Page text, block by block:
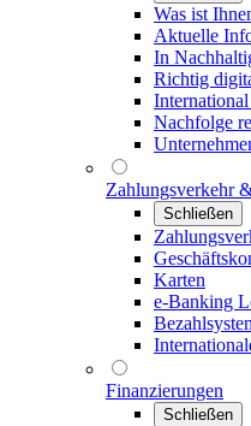
Was ist
Aktuelle
In
Richtig
Nachfolge
Zahlungsverkehr
Schließen
Karten
e-Banking
Finanzierungen
Schließen